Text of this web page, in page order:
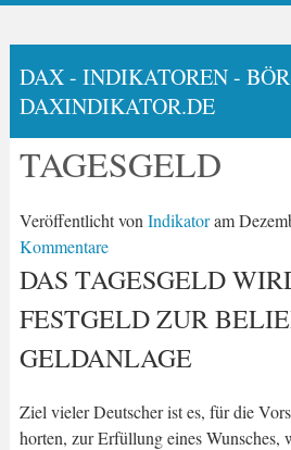
DAX - INDIKATOREN -
DAXINDIKATOR.DE
TAGESGELD
Veröffentlicht von Indikatoram
Kommentare
DAS TAGESGELD
FESTGELD ZUR
GELDANLAGE
Ziel vieler Deutscher ist es, für die
horten, zur Erfüllung eines Wunsches,